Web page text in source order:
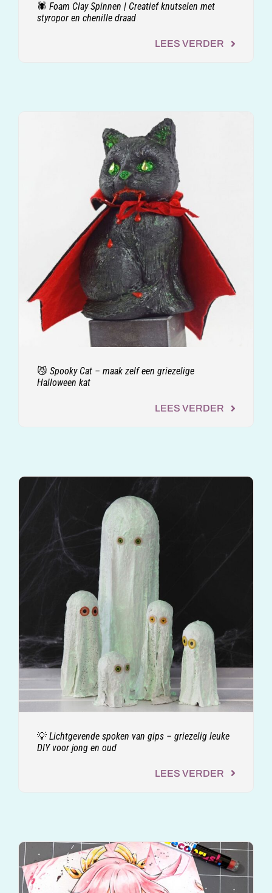
🕷️ Foam Clay Spinnen | Creatief knutselen met
styropor en chenille draad
LEES VERDER
😼 Spooky Cat – maak zelf een griezelige
Halloween kat
LEES VERDER
💡 Lichtgevende spoken van gips – griezelig leuke
DIY voor jong en oud
LEES VERDER